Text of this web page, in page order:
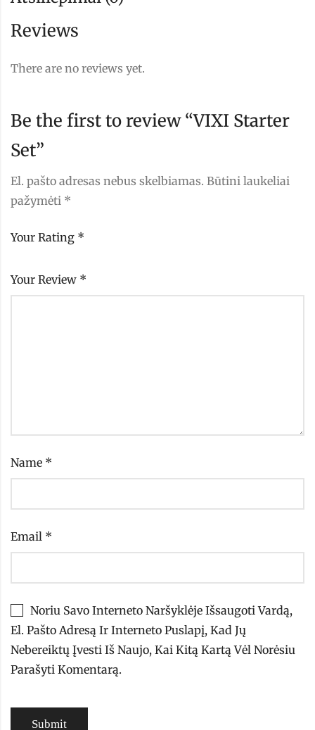
Reviews
There are no reviews yet.
Be the first to review “VIXI Starter
Set”
El. pašto adresas nebus skelbiamas. Būtini laukeliai
pažymėti *
Your Rating *
Your Review *
Name *
Email *
Noriu Savo Interneto Naršyklėje Išsaugoti Vardą,
El. Pašto Adresą Ir Interneto Puslapį, Kad Jų
Nebereiktų Įvesti Iš Naujo, Kai Kitą Kartą Vėl Norėsiu
Parašyti Komentarą.